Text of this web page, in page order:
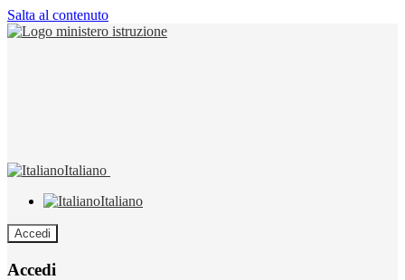
Salta al contenuto
Italiano
Italiano
Accedi
Accedi